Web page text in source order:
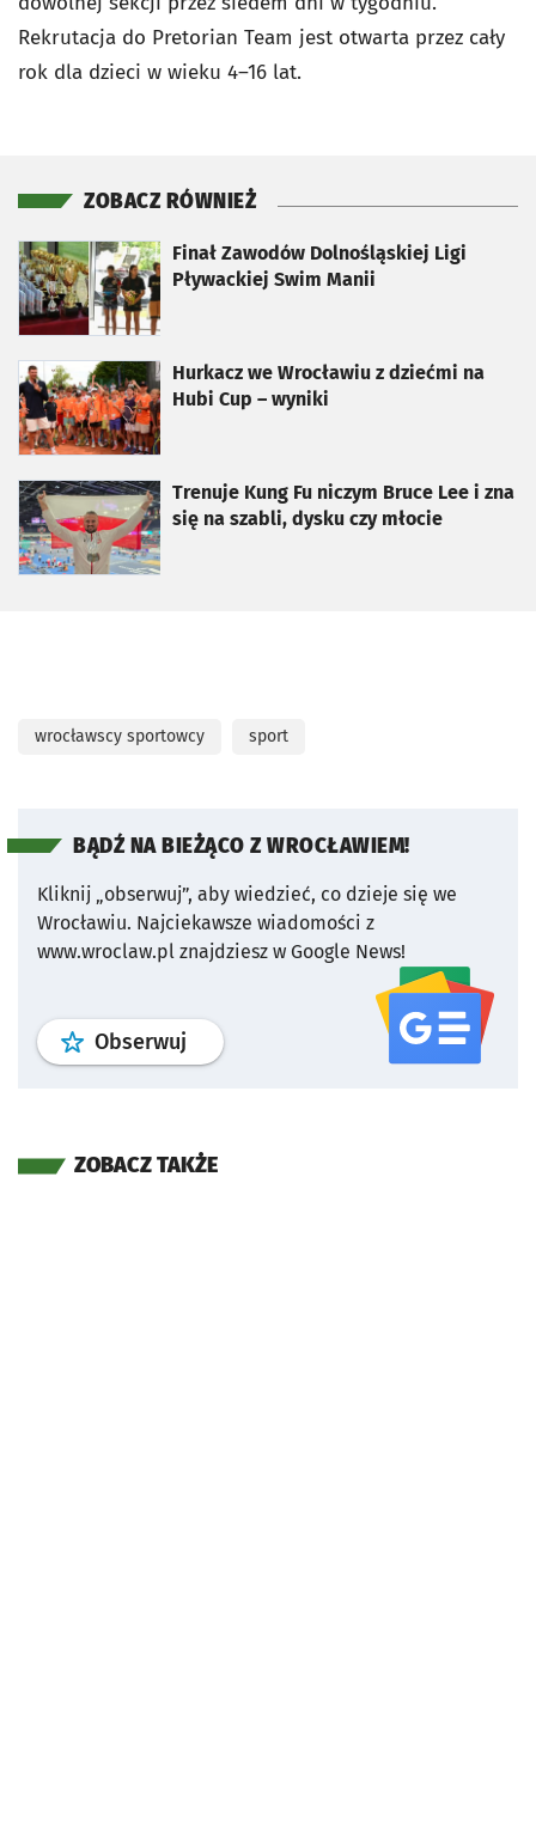
Rekrutacja do Pretorian Team jest otwarta przez cały
rok dla dzieci w wieku 4–16 lat.
ZOBACZ RÓWNIEŻ
Finał Zawodów Dolnośląskiej Ligi
Pływackiej Swim Manii
otworzy się w nowej karcie
Hurkacz we Wrocławiu z dziećmi na
Hubi Cup – wyniki
otworzy się w nowej karcie
Trenuje Kung Fu niczym Bruce Lee i zna
się na szabli, dysku czy młocie
otworzy się w nowej karcie
wrocławscy sportowcy sport
BĄDŹ NA BIEŻĄCO Z WROCŁAWIEM!
Kliknij „obserwuj”, aby wiedzieć, co dzieje się we
Wrocławiu. Najciekawsze wiadomości z
www.wroclaw.pl znajdziesz w Google News!
Obserwuj profil serwisu
ZOBACZ TAKŻE